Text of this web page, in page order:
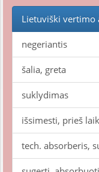
Lietuviški vertimo
negeriantis
šalia, greta
suklydimas
išsimesti, prieš
tech. absorberis,